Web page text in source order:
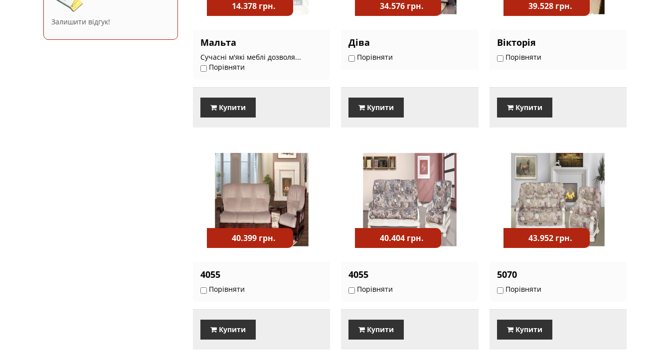
Залишити відгук!
14.378 грн.
Мальта
Сучасні м'які меблі дозволя...
Порівняти
Купити
34.576 грн.
Діва
Порівняти
Купити
39.528 грн.
Вікторія
Порівняти
Купити
40.399 грн.
4055
Порівняти
Купити
40.404 грн.
4055
Порівняти
Купити
43.952 грн.
5070
Порівняти
Купити